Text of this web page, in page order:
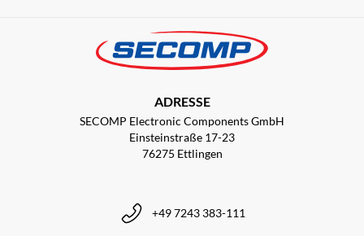
ADRESSE
SECOMP Electronic Components GmbH
Einsteinstraße 17-23
76275 Ettlingen
+49 7243 383-111